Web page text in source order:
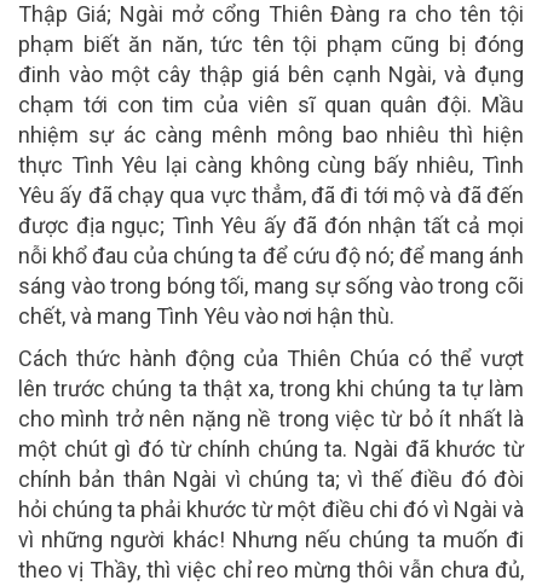
Thập Giá; Ngài mở cổng Thiên Đàng ra cho tên tội
phạm biết ăn năn, tức tên tội phạm cũng bị đóng
đinh vào một cây thập giá bên cạnh Ngài, và đụng
chạm tới con tim của viên sĩ quan quân đội. Mầu
nhiệm sự ác càng mênh mông bao nhiêu thì hiện
thực Tình Yêu lại càng không cùng bấy nhiêu, Tình
Yêu ấy đã chạy qua vực thẳm, đã đi tới mộ và đã đến
được địa ngục; Tình Yêu ấy đã đón nhận tất cả mọi
nỗi khổ đau của chúng ta để cứu độ nó; để mang ánh
sáng vào trong bóng tối, mang sự sống vào trong cõi
chết, và mang Tình Yêu vào nơi hận thù.
Cách thức hành động của Thiên Chúa có thể vượt
lên trước chúng ta thật xa, trong khi chúng ta tự làm
cho mình trở nên nặng nề trong việc từ bỏ ít nhất là
một chút gì đó từ chính chúng ta. Ngài đã khước từ
chính bản thân Ngài vì chúng ta; vì thế điều đó đòi
hỏi chúng ta phải khước từ một điều chi đó vì Ngài và
vì những người khác! Nhưng nếu chúng ta muốn đi
theo vị Thầy, thì việc chỉ reo mừng thôi vẫn chưa đủ,